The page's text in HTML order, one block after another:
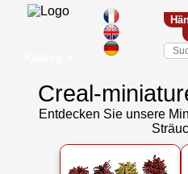
Creal-
Entdecken Sie unsere